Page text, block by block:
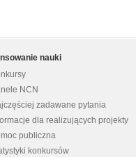
nauki
NCN
zadawane pytania
dla realizujących projekty
publiczna
konkursów